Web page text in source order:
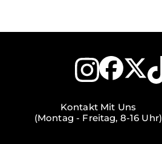
Kontakt Mit Uns
(Montag - Freitag, 8-16 Uhr)